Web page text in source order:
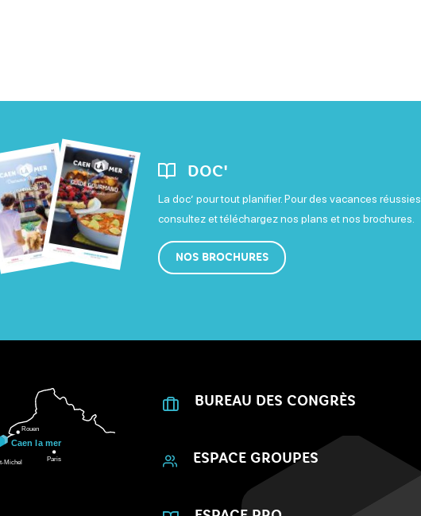
DOC'
La doc’ pour tout planifier. Pour des vacances réussies,
consultez et téléchargez nos plans et nos brochures.
NOS BROCHURES
BUREAU DES CONGRÈS
ESPACE GROUPES